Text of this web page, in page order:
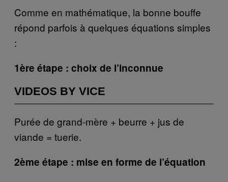
Comme en mathématique, la bonne bouffe
répond parfois à quelques équations simples
:
1ère étape : choix de l’inconnue
VIDEOS BY VICE
Purée de grand-mère + beurre + jus de
viande = tuerie.
2ème étape : mise en forme de l’équation